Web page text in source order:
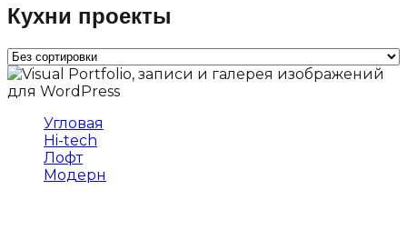
Кухни проекты
Угловая
Hi-tech
Лофт
Модерн